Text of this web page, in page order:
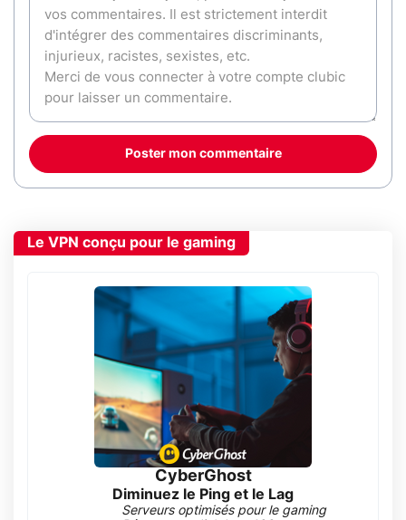
Poster mon commentaire
Le VPN conçu pour le gaming
CyberGhost
Diminuez le Ping et le Lag
Serveurs optimisés pour le gaming